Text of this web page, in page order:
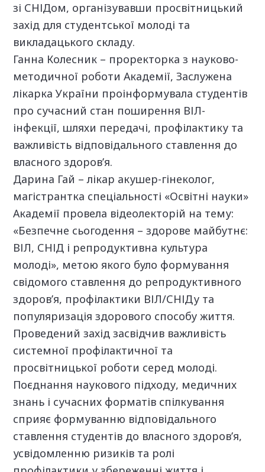
зі СНІДом, організувавши просвітницький
захід для студентської молоді та
викладацького складу.
Ганна Колесник – проректорка з науково-
методичної роботи Академії, Заслужена
лікарка України проінформувала студентів
про сучасний стан поширення ВІЛ-
інфекції, шляхи передачі, профілактику та
важливість відповідального ставлення до
власного здоров’я.
Дарина Гай – лікар акушер-гінеколог,
магістрантка спеціальності «Освітні науки»
Академії провела відеолекторій на тему:
«Безпечне сьогодення – здорове майбутнє:
ВІЛ, СНІД і репродуктивна культура
молоді», метою якого було формування
свідомого ставлення до репродуктивного
здоров’я, профілактики ВІЛ/СНІДу та
популяризація здорового способу життя.
Проведений захід засвідчив важливість
системної профілактичної та
просвітницької роботи серед молоді.
Поєднання наукового підходу, медичних
знань і сучасних форматів спілкування
сприяє формуванню відповідального
ставлення студентів до власного здоров’я,
усвідомленню ризиків та ролі